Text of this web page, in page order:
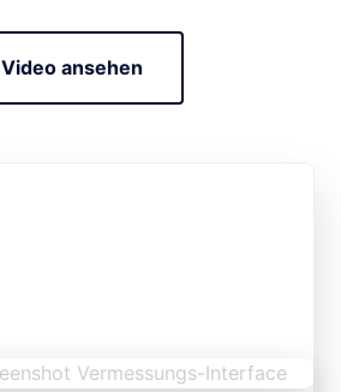
Video ansehen